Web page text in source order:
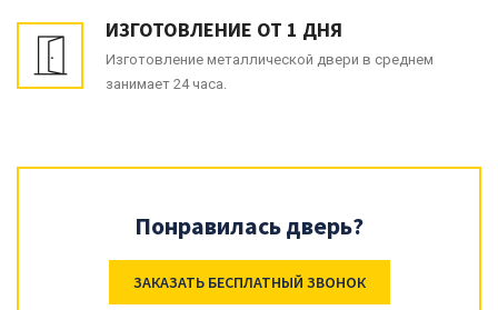
ИЗГОТОВЛЕНИЕ ОТ 1 ДНЯ
Изготовление металлической двери в среднем
занимает 24 часа.
Понравилась дверь?
ЗАКАЗАТЬ БЕСПЛАТНЫЙ ЗВОНОК